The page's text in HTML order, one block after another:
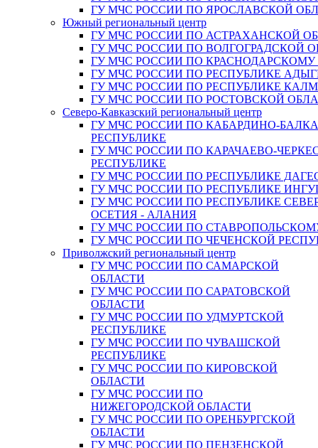
ГУ МЧС РОССИИ ПО ЯРОСЛАВСКОЙ
Южный региональный центр
ГУ МЧС РОССИИ ПО АСТРАХАНСКОЙ
ГУ МЧС РОССИИ ПО ВОЛГОГРАДСКОЙ
ГУ МЧС РОССИИ ПО
ГУ МЧС РОССИИ ПО РЕСПУБЛИКЕ
ГУ МЧС РОССИИ ПО РЕСПУБЛИКЕ
ГУ МЧС РОССИИ ПО РОСТОВСКОЙ
Северо-Кавказский региональный центр
ГУ МЧС РОССИИ ПО КАБАРДИНО-
РЕСПУБЛИКЕ
ГУ МЧС РОССИИ ПО КАРАЧАЕВО-
РЕСПУБЛИКЕ
ГУ МЧС РОССИИ ПО РЕСПУБЛИКЕ
ГУ МЧС РОССИИ ПО РЕСПУБЛИКЕ
ГУ МЧС РОССИИ ПО РЕСПУБЛИКЕ
ОСЕТИЯ - АЛАНИЯ
ГУ МЧС РОССИИ ПО
ГУ МЧС РОССИИ ПО ЧЕЧЕНСКОЙ
Приволжский региональный центр
ГУ МЧС РОССИИ ПО САМАРСКОЙ
ОБЛАСТИ
ГУ МЧС РОССИИ ПО САРАТОВСКОЙ
ОБЛАСТИ
ГУ МЧС РОССИИ ПО УДМУРТСКОЙ
РЕСПУБЛИКЕ
ГУ МЧС РОССИИ ПО ЧУВАШСКОЙ
РЕСПУБЛИКЕ
ГУ МЧС РОССИИ ПО КИРОВСКОЙ
ОБЛАСТИ
ГУ МЧС РОССИИ ПО
НИЖЕГОРОДСКОЙ ОБЛАСТИ
ГУ МЧС РОССИИ ПО ОРЕНБУРГСКОЙ
ОБЛАСТИ
ГУ МЧС РОССИИ ПО ПЕНЗЕНСКОЙ